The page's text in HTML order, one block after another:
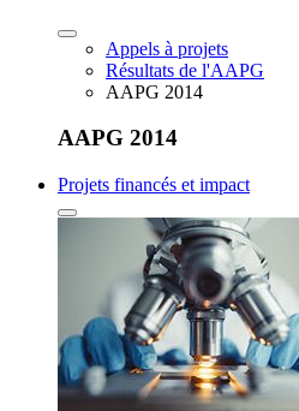
Appels à projets
Résultats de l'AAPG
AAPG 2014
AAPG 2014
Projets financés et impact